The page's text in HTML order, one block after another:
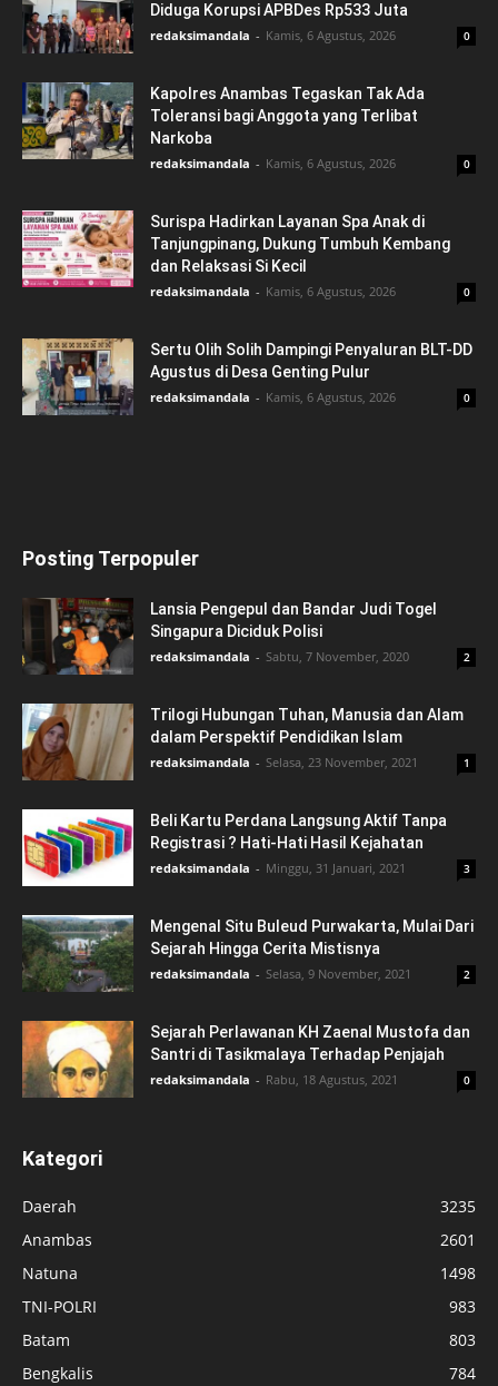
Diduga Korupsi APBDes Rp533 Juta
redaksimandala - Kamis, 6 Agustus, 2026 0
Kapolres Anambas Tegaskan Tak Ada
Toleransi bagi Anggota yang Terlibat
Narkoba
redaksimandala - Kamis, 6 Agustus, 2026 0
Surispa Hadirkan Layanan Spa Anak di
Tanjungpinang, Dukung Tumbuh Kembang
dan Relaksasi Si Kecil
redaksimandala - Kamis, 6 Agustus, 2026 0
Sertu Olih Solih Dampingi Penyaluran BLT-DD
Agustus di Desa Genting Pulur
redaksimandala - Kamis, 6 Agustus, 2026 0
Posting Terpopuler
Lansia Pengepul dan Bandar Judi Togel
Singapura Diciduk Polisi
redaksimandala - Sabtu, 7 November, 2020 2
Trilogi Hubungan Tuhan, Manusia dan Alam
dalam Perspektif Pendidikan Islam
redaksimandala - Selasa, 23 November, 2021 1
Beli Kartu Perdana Langsung Aktif Tanpa
Registrasi ? Hati-Hati Hasil Kejahatan
redaksimandala - Minggu, 31 Januari, 2021 3
Mengenal Situ Buleud Purwakarta, Mulai Dari
Sejarah Hingga Cerita Mistisnya
redaksimandala - Selasa, 9 November, 2021 2
Sejarah Perlawanan KH Zaenal Mustofa dan
Santri di Tasikmalaya Terhadap Penjajah
redaksimandala - Rabu, 18 Agustus, 2021 0
Kategori
Daerah
3235
Anambas
2601
Natuna
1498
TNI-POLRI
983
Batam
803
Bengkalis
784